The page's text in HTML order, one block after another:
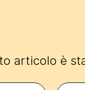
articolo è